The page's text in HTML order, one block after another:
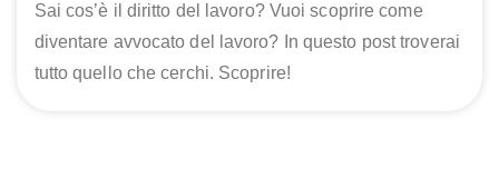
Sai cos’è il diritto del lavoro? Vuoi scoprire come
diventare avvocato del lavoro? In questo post troverai
tutto quello che cerchi. Scoprire!